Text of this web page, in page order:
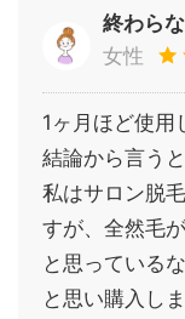
終わら
女性
1ヶ月ほど使用
結論から言う
私はサロン脱
すが、全然毛
と思っている
と思い購入しま